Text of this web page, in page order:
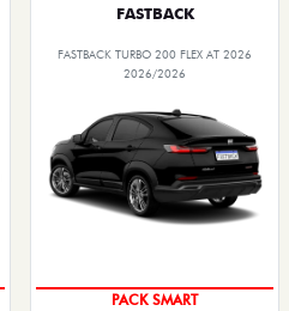
FASTBACK
FASTBACK TURBO 200 FLEX AT 2026
2026/2026
PACK SMART